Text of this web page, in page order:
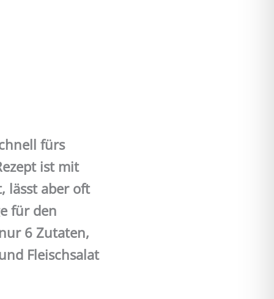
fürs
ist mit
lässt aber oft
für den
6 Zutaten,
Fleischsalat